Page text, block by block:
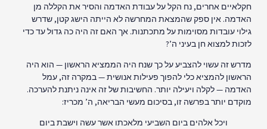
חקלאיים אחרים, נח הקל על עבודת האדמה והסיר את הקללה מן
האדמה. אין ספק שהמצאת המחרשה לא הייתה הישג קטן, שדרש
גילוי עובדות מסוימות על מתכתנות. אך האם זה היה כה גדול עד כדי
לזכות למצוא חן בעיני ה’?
מדרש זה עשוי להצביע על כך שנח היה הממציא הראשון — הוא היה
הראשון להמציא כלי להפוך פעילות אנושית — במקרה זה, עמל
האדמה — לקלה ויעילה יותר. החשיבות של זה אינה ניתנת להערכה.
מוקדם יותר בפרשה זו, בסיכום מעשי הבריאה, ה’ מכריז:
ויכל אלהים ביום השביעי מלאכתו אשר עשה וישבת ביום